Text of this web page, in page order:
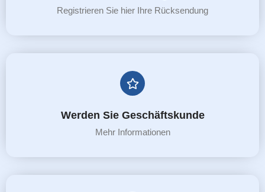
Registrieren Sie hier Ihre Rücksendung
Werden Sie Geschäftskunde
Mehr Informationen